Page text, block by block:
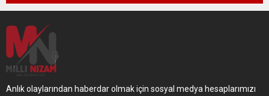
Anlık olaylarından haberdar olmak için sosyal medya hesaplarımızı